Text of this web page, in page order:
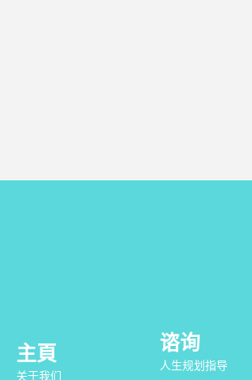
主頁
关于我们
谘询
人生规划指导